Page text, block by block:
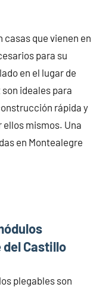
que vienen en
para su
en el lugar de
ideales para
rápida y
mismos. Una
en Montealegre
del Castillo
plegables son